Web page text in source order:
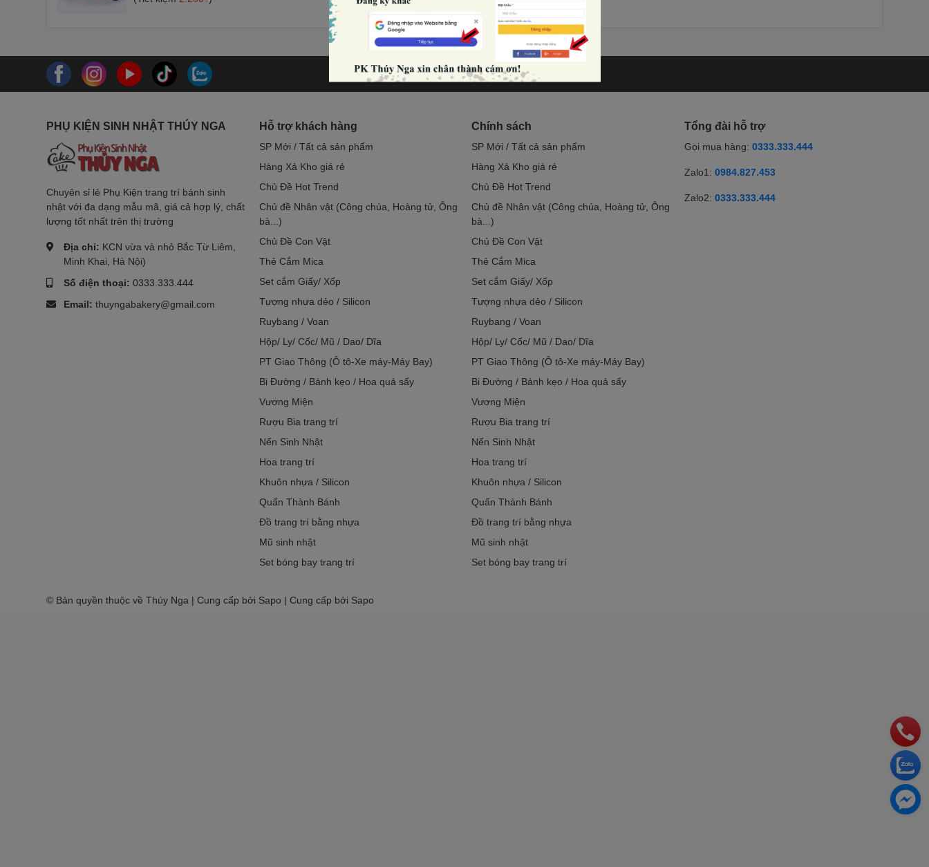
PHỤ KIỆN SINH NHẬT THÚY NGA
Chuyên sỉ lẻ Phụ Kiện trang trí bánh sinh
nhật với đa dạng mẫu mã, giá cả hợp lý, chất
lượng tốt nhất trên thị trường
Địa chỉ: KCN vừa và nhỏ Bắc Từ Liêm,
Minh Khai, Hà Nội)
Số điện thoại: 0333.333.444
Email: thuyngabakery@gmail.com
Hỗ trợ khách hàng
SP Mới / Tất cả sản phẩm
Hàng Xả Kho giá rẻ
Chủ Đề Hot Trend
Chủ đề Nhân vật (Công chúa, Hoàng tử, Ông
bà...)
Chủ Đề Con Vật
Thẻ Cắm Mica
Set cắm Giấy/ Xốp
Tượng nhựa dẻo / Silicon
Ruybang / Voan
Hộp/ Ly/ Cốc/ Mũ / Dao/ Dĩa
PT Giao Thông (Ô tô-Xe máy-Máy Bay)
Bi Đường / Bánh kẹo / Hoa quả sấy
Vương Miện
Rượu Bia trang trí
Nến Sinh Nhật
Hoa trang trí
Khuôn nhựa / Silicon
Quấn Thành Bánh
Đồ trang trí bằng nhựa
Mũ sinh nhật
Set bóng bay trang trí
Chính sách
SP Mới / Tất cả sản phẩm
Hàng Xả Kho giá rẻ
Chủ Đề Hot Trend
Chủ đề Nhân vật (Công chúa, Hoàng tử, Ông
bà...)
Chủ Đề Con Vật
Thẻ Cắm Mica
Set cắm Giấy/ Xốp
Tượng nhựa dẻo / Silicon
Ruybang / Voan
Hộp/ Ly/ Cốc/ Mũ / Dao/ Dĩa
PT Giao Thông (Ô tô-Xe máy-Máy Bay)
Bi Đường / Bánh kẹo / Hoa quả sấy
Vương Miện
Rượu Bia trang trí
Nến Sinh Nhật
Hoa trang trí
Khuôn nhựa / Silicon
Quấn Thành Bánh
Đồ trang trí bằng nhựa
Mũ sinh nhật
Set bóng bay trang trí
Tổng đài hỗ trợ
Gọi mua hàng: 0333.333.444
Zalo1: 0984.827.453
Zalo2: 0333.333.444
© Bản quyền thuộc về Thúy Nga | Cung cấp bởi Sapo | Cung cấp bởi Sapo